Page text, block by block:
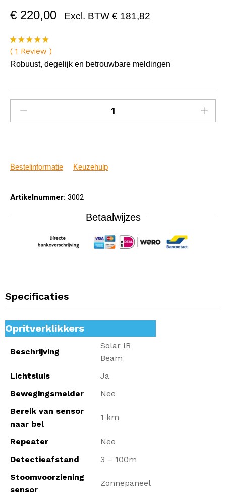
€ 220,00 Excl. BTW € 181,82
Gewaardeer
d
5.00
op
5
1
waardering
( 1 Review )
Robuust, degelijk en betrouwbare meldingen
Bestelinformatie Keuzehulp
Artikelnummer: 3002
Betaalwijzes
Specificaties
Opritverklikkers
Beschrijving
Solar IR
Beam
Lichtsluis
Ja
Bewegingsmelder
Nee
Bereik van sensor
naar bel
1 km
Repeater
Nee
Detectieafstand
3 – 100m
Stoomvoorziening
sensor
Zonnepaneel